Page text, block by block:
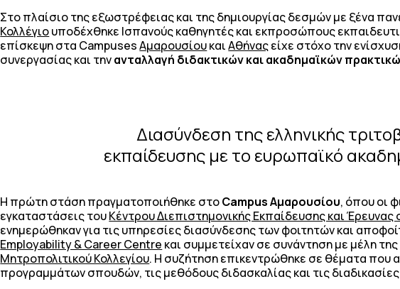
Στο πλαίσιο της εξωστρέφειας και της δημιουργίας δεσμών με ξένα
Κολλέγιουποδέχθηκε Ισπανούς καθηγητές και εκπροσώπους
επίσκεψη στα CampusesAμαρουσίουκαιΑθήναςείχε στόχο την
συνεργασίας και τηνανταλλαγή διδακτικών και ακαδημαϊκών
Διασύνδεση της ελληνικής
εκπαίδευσης με το ευρωπαϊκό
Η πρώτη στάση πραγματοποιήθηκε στοCampus Αμαρουσίου, όπου οι
εγκαταστάσεις τουΚέντρου Διεπιστημονικής Εκπαίδευσης και
ενημερώθηκαν για τις υπηρεσίες διασύνδεσης των φοιτητών και
Employability & Career Centre και συμμετείχαν σε συνάντηση με μέλη της
Μητροπολιτικού Κολλεγίου. Η συζήτηση επικεντρώθηκε σε θέματα που
προγραμμάτων σπουδών, τις μεθόδους διδασκαλίας και τις